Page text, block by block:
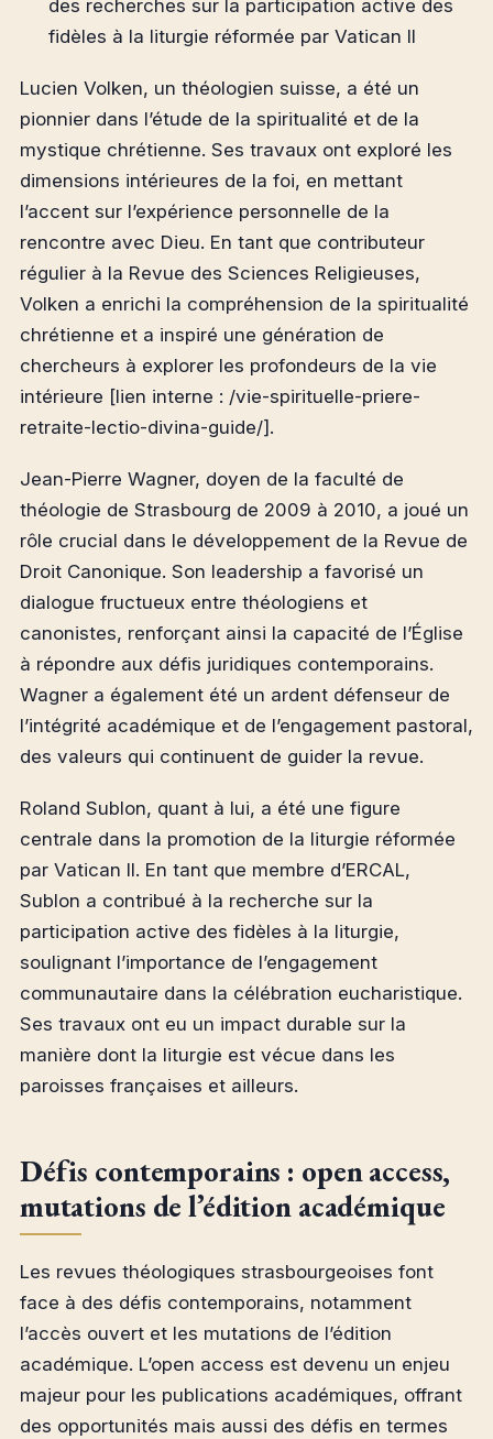
des recherches sur la participation active des
fidèles à la liturgie réformée par Vatican II
Lucien Volken, un théologien suisse, a été un
pionnier dans l’étude de la spiritualité et de la
mystique chrétienne. Ses travaux ont exploré les
dimensions intérieures de la foi, en mettant
l’accent sur l’expérience personnelle de la
rencontre avec Dieu. En tant que contributeur
régulier à la Revue des Sciences Religieuses,
Volken a enrichi la compréhension de la spiritualité
chrétienne et a inspiré une génération de
chercheurs à explorer les profondeurs de la vie
intérieure [lien interne : /vie-spirituelle-priere-
retraite-lectio-divina-guide/].
Jean-Pierre Wagner, doyen de la faculté de
théologie de Strasbourg de 2009 à 2010, a joué un
rôle crucial dans le développement de la Revue de
Droit Canonique. Son leadership a favorisé un
dialogue fructueux entre théologiens et
canonistes, renforçant ainsi la capacité de l’Église
à répondre aux défis juridiques contemporains.
Wagner a également été un ardent défenseur de
l’intégrité académique et de l’engagement pastoral,
des valeurs qui continuent de guider la revue.
Roland Sublon, quant à lui, a été une figure
centrale dans la promotion de la liturgie réformée
par Vatican II. En tant que membre d’ERCAL,
Sublon a contribué à la recherche sur la
participation active des fidèles à la liturgie,
soulignant l’importance de l’engagement
communautaire dans la célébration eucharistique.
Ses travaux ont eu un impact durable sur la
manière dont la liturgie est vécue dans les
paroisses françaises et ailleurs.
Défis contemporains : open access,
mutations de l’édition académique
Les revues théologiques strasbourgeoises font
face à des défis contemporains, notamment
l’accès ouvert et les mutations de l’édition
académique. L’open access est devenu un enjeu
majeur pour les publications académiques, offrant
des opportunités mais aussi des défis en termes